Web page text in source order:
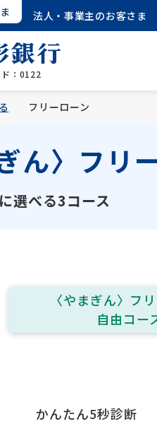
：0122
法人・事業主のお客さま
フリーローン
ん〉フリ
選べる3コース
〈やまぎん〉フ
自由コー
かんたん5秒診断